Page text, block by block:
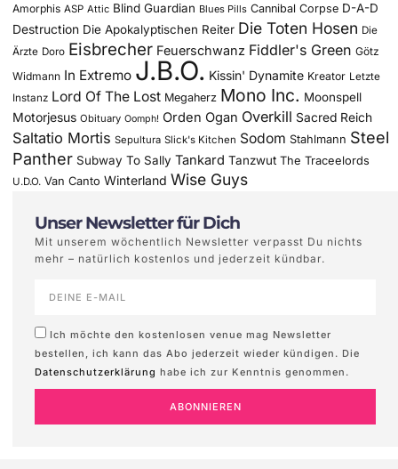
Amorphis ASP Attic Blind Guardian Blues Pills Cannibal Corpse D-A-D
Destruction Die Apokalyptischen Reiter Die Toten Hosen Die
Ärzte Doro Eisbrecher Feuerschwanz Fiddler's Green Götz
Widmann In Extremo J.B.O. Kissin' Dynamite Kreator Letzte
Instanz Lord Of The Lost Megaherz Mono Inc. Moonspell
Motorjesus Obituary Oomph! Orden Ogan Overkill Sacred Reich
Saltatio Mortis Sepultura Slick's Kitchen Sodom Stahlmann Steel
Panther Subway To Sally Tankard Tanzwut The Traceelords
U.D.O. Van Canto Winterland Wise Guys
Unser Newsletter für Dich
Mit unserem wöchentlich Newsletter verpasst Du nichts
mehr – natürlich kostenlos und jederzeit kündbar.
Ich möchte den kostenlosen venue mag Newsletter
bestellen, ich kann das Abo jederzeit wieder kündigen. Die
Datenschutzerklärung habe ich zur Kenntnis genommen.
ABONNIEREN